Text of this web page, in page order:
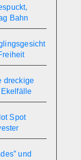
Bahn
dreckige
Spot
und